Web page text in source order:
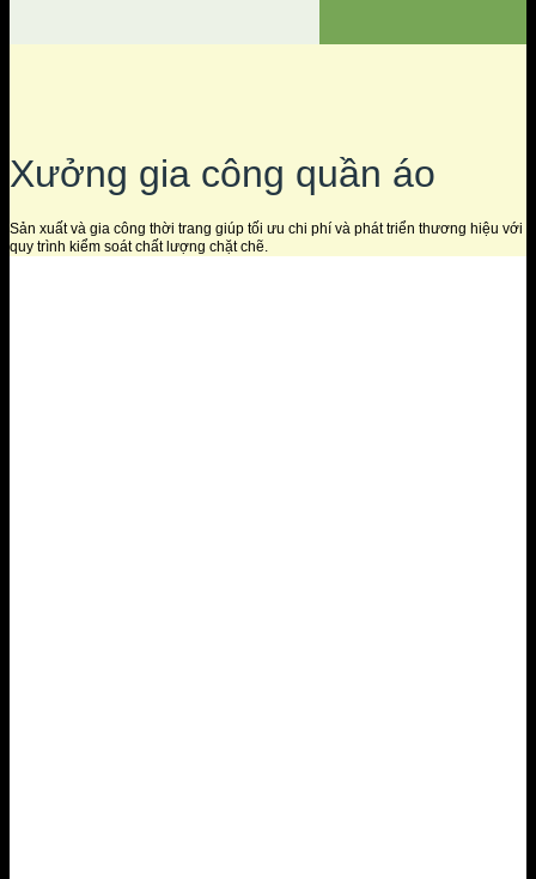
Xưởng gia công quần áo
Sản xuất và gia công thời trang giúp tối ưu chi phí và phát triển thương hiệu với
quy trình kiểm soát chất lượng chặt chẽ.